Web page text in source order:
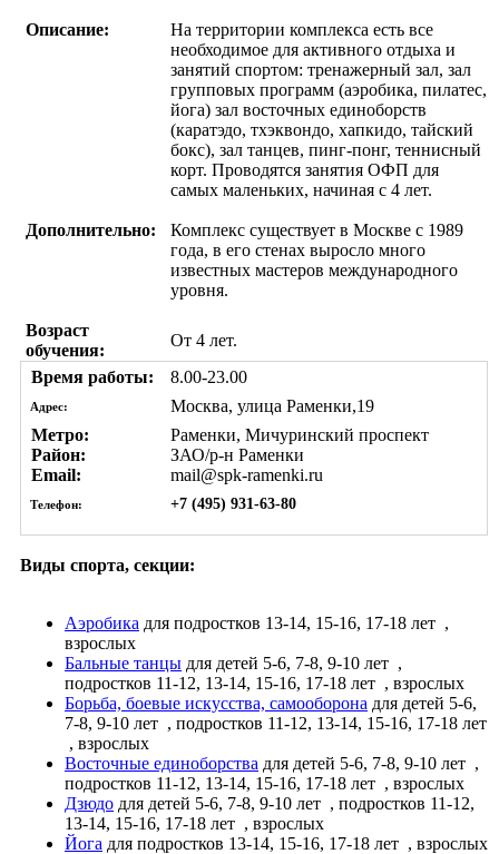
Описание:
На территории комплекса есть все
необходимое для активного отдыха и
занятий спортом: тренажерный зал, зал
групповых программ (аэробика, пилатес,
йога) зал восточных единоборств
(каратэдо, тхэквондо, хапкидо, тайский
бокс), зал танцев, пинг-понг, теннисный
корт. Проводятся занятия ОФП для
самых маленьких, начиная с 4 лет.
Дополнительно:
Комплекс существует в Москве с 1989
года, в его стенах выросло много
известных мастеров международного
уровня.
Возраст
обучения:
От 4 лет.
Время работы:
8.00-23.00
Адрес:
Москва, улица Раменки,19
Метро:
Раменки, Мичуринский проспект
Район:
ЗАО/р-н Раменки
Email:
mail@spk-ramenki.ru
Телефон: +7 (495) 931-63-80
Виды спорта, секции:
Аэробика для подростков 13-14, 15-16, 17-18 лет ,
взрослых
Бальные танцы для детей 5-6, 7-8, 9-10 лет ,
подростков 11-12, 13-14, 15-16, 17-18 лет , взрослых
Борьба, боевые искусства, самооборона для детей 5-6,
7-8, 9-10 лет , подростков 11-12, 13-14, 15-16, 17-18 лет
, взрослых
Восточные единоборства для детей 5-6, 7-8, 9-10 лет ,
подростков 11-12, 13-14, 15-16, 17-18 лет , взрослых
Дзюдо для детей 5-6, 7-8, 9-10 лет , подростков 11-12,
13-14, 15-16, 17-18 лет , взрослых
Йога для подростков 13-14, 15-16, 17-18 лет , взрослых